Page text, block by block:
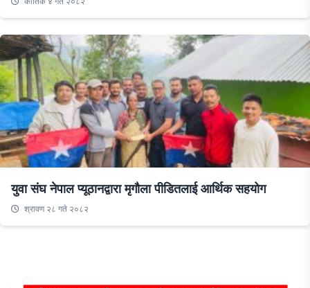
युवा संघ नेपाल प्यूठानद्वारा मृगौला पीडितलाई आर्थिक सहयोग
श्रावण २८ गते २०८२